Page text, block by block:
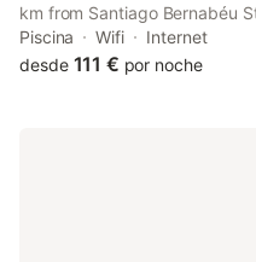
km from Santiago Bernabéu
offers air conditioning. This
free private parking. The
Piscina Wifi
Internet
desde 111 € por noche